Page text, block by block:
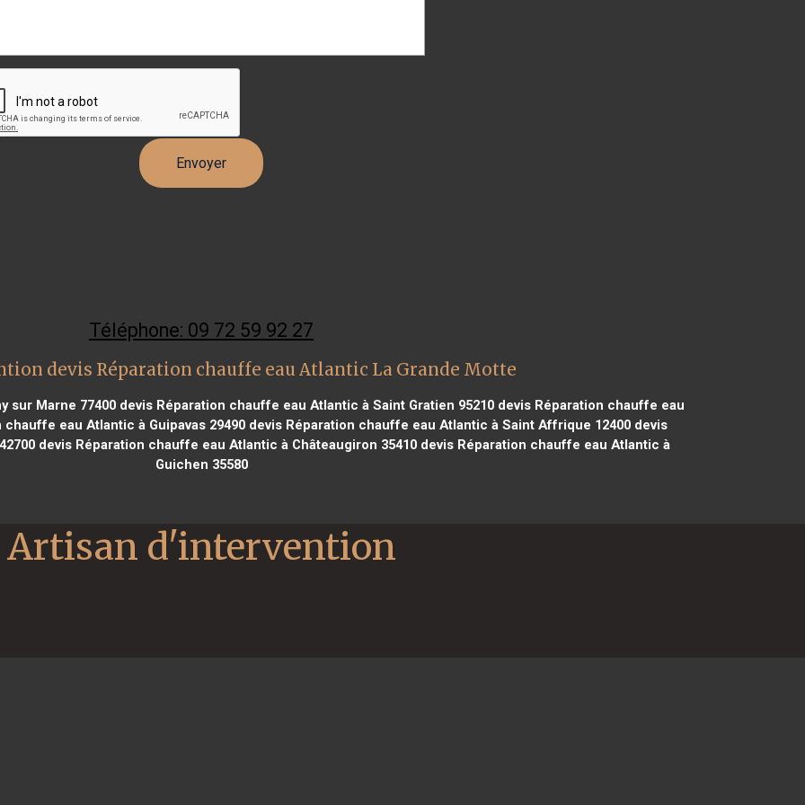
Téléphone: 09 72 59 92 27
devis Réparation chauffe eau Atlantic La Grande Motte
sur Marne 77400 devis Réparation chauffe eau Atlantic à Saint Gratien 95210 devis Réparation chauffe eau
eau Atlantic à Guipavas 29490devis Réparation chauffe eau Atlantic à Saint Affrique 12400devis
devis Réparation chauffe eau Atlantic à Châteaugiron 35410 devis Réparation chauffe eau Atlantic à
Guichen 35580
Artisan d'intervention